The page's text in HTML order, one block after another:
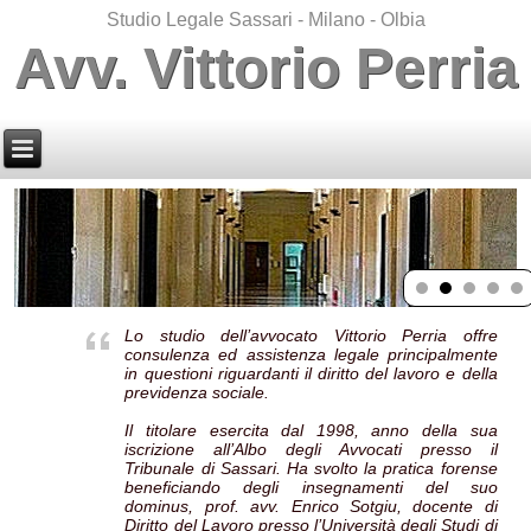
Studio Legale Sassari - Milano - Olbia
Avv. Vittorio Perria
Lo studio dell’avvocato Vittorio Perria offre
consulenza ed assistenza legale principalmente
in questioni riguardanti il diritto del lavoro e della
previdenza sociale.
Il titolare esercita dal 1998, anno della sua
iscrizione all’Albo degli Avvocati presso il
Tribunale di Sassari. Ha svolto la pratica forense
beneficiando degli insegnamenti del suo
dominus,
prof. avv. Enrico Sotgiu, docente di
Diritto del Lavoro presso l’Università degli Studi di